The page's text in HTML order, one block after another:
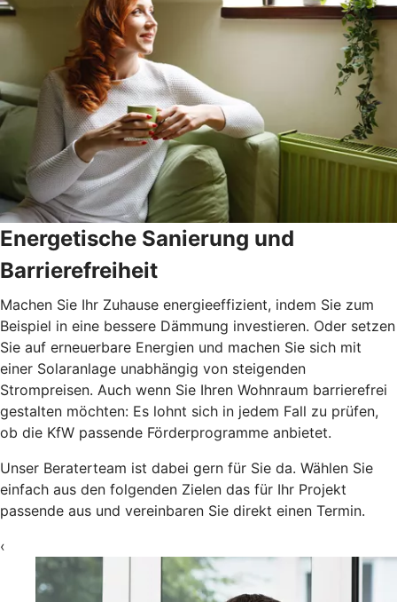
Energetische Sanierung und
Barrierefreiheit
Machen Sie Ihr Zuhause energieeffizient, indem Sie zum
Beispiel in eine bessere Dämmung investieren. Oder setzen
Sie auf erneuerbare Energien und machen Sie sich mit
einer Solaranlage unabhängig von steigenden
Strompreisen. Auch wenn Sie Ihren Wohnraum barrierefrei
gestalten möchten: Es lohnt sich in jedem Fall zu prüfen,
ob die KfW passende Förderprogramme anbietet.
Unser Beraterteam ist dabei gern für Sie da. Wählen Sie
einfach aus den folgenden Zielen das für Ihr Projekt
passende aus und vereinbaren Sie direkt einen Termin.
‹